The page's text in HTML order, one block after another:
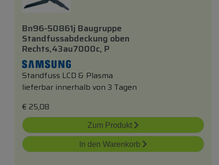
Bn96-50861j Baugruppe
Standfussabdeckung oben
Rechts,43au7000c, P
Standfuss LCD & Plasma
lieferbar innerhalb von 3 Tagen
€ 25,08
Zum Produkt
In den Warenkorb